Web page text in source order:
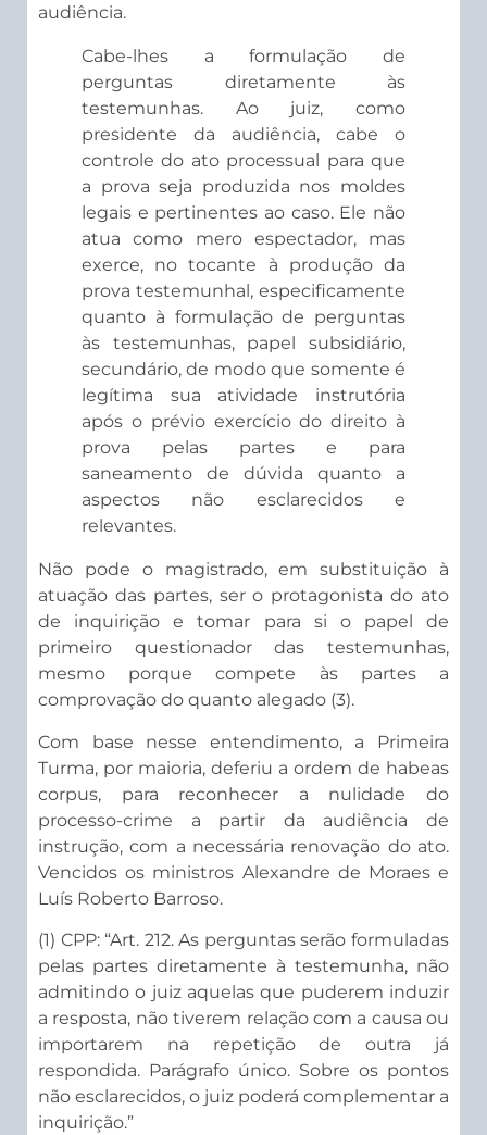
audiência.
Cabe-lhes a formulação de
perguntas diretamente às
testemunhas. Ao juiz, como
presidente da audiência, cabe o
controle do ato processual para que
a prova seja produzida nos moldes
legais e pertinentes ao caso. Ele não
atua como mero espectador, mas
exerce, no tocante à produção da
prova testemunhal, especificamente
quanto à formulação de perguntas
às testemunhas, papel subsidiário,
secundário, de modo que somente é
legítima sua atividade instrutória
após o prévio exercício do direito à
prova pelas partes e para
saneamento de dúvida quanto a
aspectos não esclarecidos e
relevantes.
Não pode o magistrado, em substituição à
atuação das partes, ser o protagonista do ato
de inquirição e tomar para si o papel de
primeiro questionador das testemunhas,
mesmo porque compete às partes a
comprovação do quanto alegado (3).
Com base nesse entendimento, a Primeira
Turma, por maioria, deferiu a ordem de habeas
corpus, para reconhecer a nulidade do
processo-crime a partir da audiência de
instrução, com a necessária renovação do ato.
Vencidos os ministros Alexandre de Moraes e
Luís Roberto Barroso.
(1) CPP: “Art. 212. As perguntas serão formuladas
pelas partes diretamente à testemunha, não
admitindo o juiz aquelas que puderem induzir
a resposta, não tiverem relação com a causa ou
importarem na repetição de outra já
respondida. Parágrafo único. Sobre os pontos
não esclarecidos, o juiz poderá complementar a
inquirição.”